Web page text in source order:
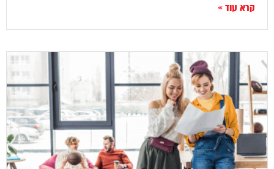
קרא עוד »